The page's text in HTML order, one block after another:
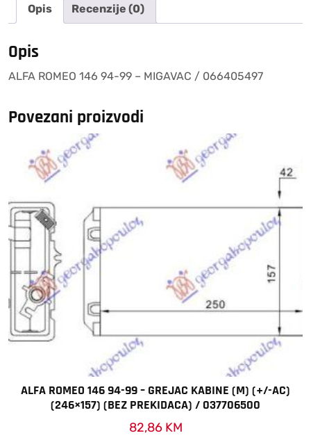
MIGAVAC
/
066405497
količina
Opis Recenzije (0)
Opis
ALFA ROMEO 146 94-99 – MIGAVAC / 066405497
Povezani proizvodi
ALFA ROMEO 146 94-99 – GREJAC KABINE (M) (+/-AC)
(246×157) (BEZ PREKIDACA) / 037706500
82,86 KM